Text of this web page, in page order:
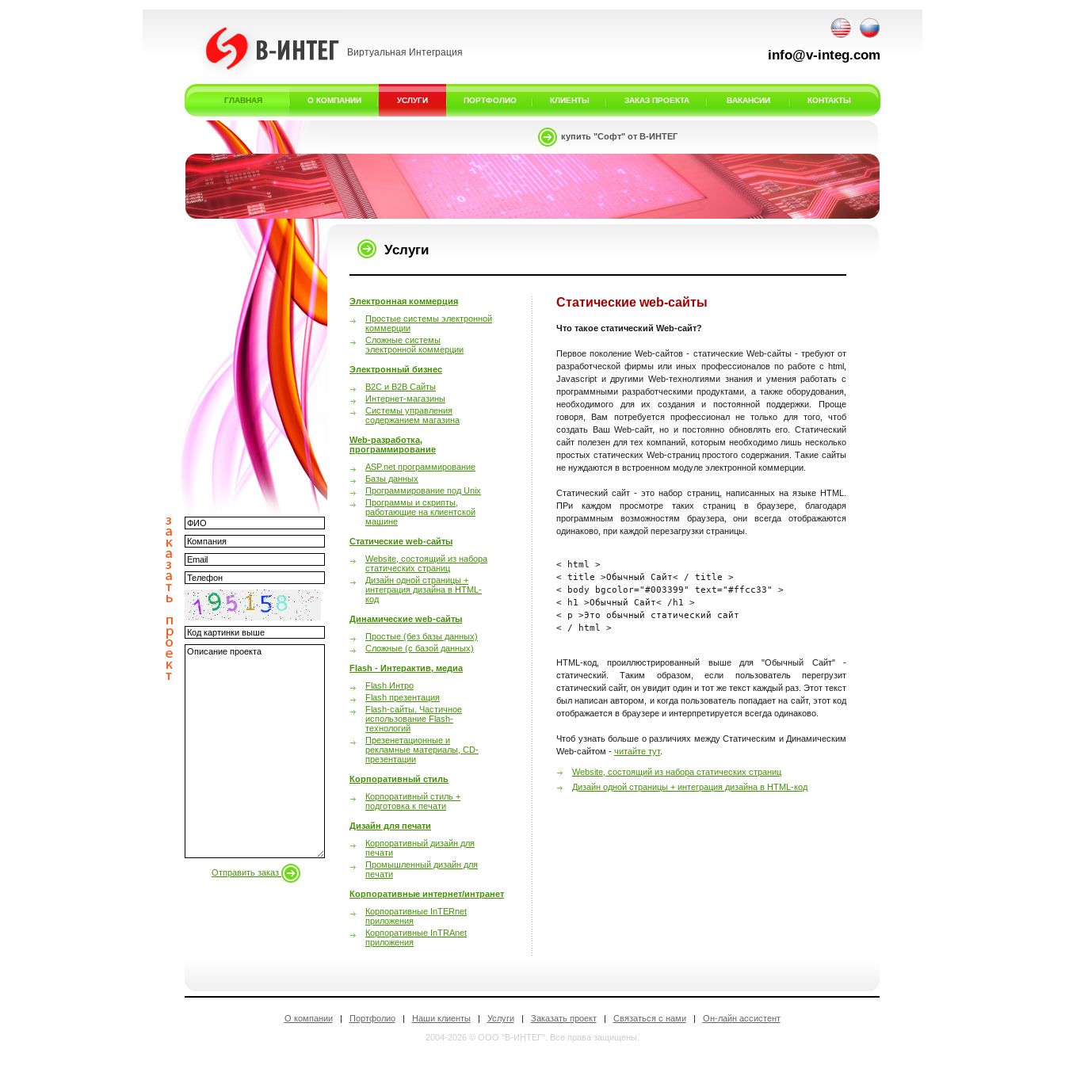
Виртуальная Интеграция info@v-integ.com
ГЛАВНАЯ О КОМПАНИИ УСЛУГИ ПОРТФОЛИО КЛИЕНТЫ ЗАКАЗ ПРОЕКТА ВАКАНСИИ КОНТАКТЫ
Отправить заказ
купить "Софт" от В-ИНТЕГ
Услуги
Электронная коммерция
Простые системы электронной
коммерции
Сложные системы
электронной коммерции
Электронный бизнес
B2C и B2B Сайты
Интернет-магазины
Системы управления
содержанием магазина
Web-разработка,
программирование
ASP.net программирование
Базы данных
Программирование под Unix
Программы и скрипты,
работающие на клиентской
машине
Статические web-сайты
Website, состоящий из набора
статических страниц
Дизайн одной страницы +
интеграция дизайна в HTML-
код
Динамические web-сайты
Простые (без базы данных)
Сложные (с базой данных)
Flash - Интерактив, медиа
Flash Интро
Flash презентация
Flash-сайты. Частичное
использование Flash-
технологий
Презенетационные и
рекламные материалы, CD-
презентации
Корпоративный стиль
Корпоративный стиль +
подготовка к печати
Дизайн для печати
Корпоративный дизайн для
печати
Промышленный дизайн для
печати
Корпоративные интернет/интранет
Корпоративные InTERnet
приложения
Корпоративные InTRAnet
приложения
Статические web-сайты
Что такое статический Web-сайт?
Первое поколение Web-сайтов - статические Web-сайты - требуют от
разработческой фирмы или иных профессионалов по работе с html,
Javascript и другими Web-технолгиями знания и умения работать с
программными разработческими продуктами, а также оборудования,
необходимого для их создания и постоянной поддержки. Проще
говоря, Вам потребуется профессионал не только для того, чтоб
создать Ваш Web-сайт, но и постоянно обновлять его. Статический
сайт полезен для тех компаний, которым необходимо лишь несколько
простых статических Web-страниц простого содержания. Такие сайты
не нуждаются в встроенном модуле электронной коммерции.
Статический сайт - это набор страниц, написанных на языке HTML.
ПРи каждом просмотре таких страниц в браузере, благодаря
программным возможностям браузера, они всегда отображаются
одинаково, при каждой перезагрузки страницы.
< html >
< title >Обычный Сайт< / title >
< body bgcolor="#003399" text="#ffcc33" >
< h1 >Обычный Сайт< /h1 >
< p >Это обычный статический сайт
HTML-код, проиллюстрированный выше для "Обычный Сайт" -
статический. Таким образом, если пользователь перегрузит
статический сайт, он увидит один и тот же текст каждый раз. Этот текст
был написан автором, и когда пользователь попадает на сайт, этот код
отображается в браузере и интерпретируется всегда одинаково.
Чтоб узнать больше о различиях между Статическим и Динамическим
Web-сайтом - читайте тут.
Website, состоящий из набора статических страниц
Дизайн одной страницы + интеграция дизайна в HTML-код
О компании| Портфолио| Наши клиенты | Услуги| Заказать проект| Связаться с нами| Он-лайн ассистент
2004-2026 © ООО "В-ИНТЕГ". Все права защищены.